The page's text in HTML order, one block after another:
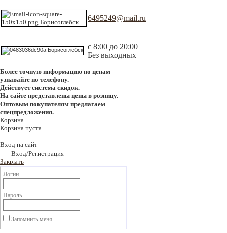
6495249@mail.ru
с 8:00 до 20:00
Без выходных
Более точную информацию по ценам
узнавайте по телефону.
Действует система скидок.
На сайте представлены цены в розницу.
Оптовым покупателям предлагаем
спецпредложения.
Корзина
Корзина пуста
Вход на сайт
Вход/Регистрация
Закрыть
Логин
Пароль
Запомнить меня